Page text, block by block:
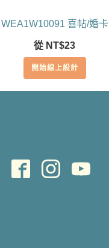
WEA1W10091 喜帖/婚卡
從 NT$23
開始線上設計